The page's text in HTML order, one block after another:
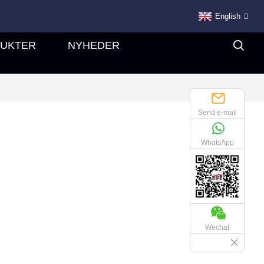
English
NYHEDER
Send e-mail
WhatsApp
Wechat